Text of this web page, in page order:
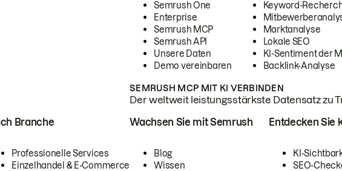
Semrush One
Enterprise
Semrush MCP
Semrush API
Unsere Daten
Demo vereinbaren
Keyword-
Marktanalyse
Lokale SEO
KI-Sentiment der
Backlink-Analyse
SEMRUSH MCP MIT KI VERBINDEN
Der weltweit leistungsstärkste Datensatz zu
Branche
Professionelle Services
Einzelhandel & E-Commerce
Wachsen Sie mit Semrush
Blog
Wissen
Entdecken Sie
KI-
SEO-